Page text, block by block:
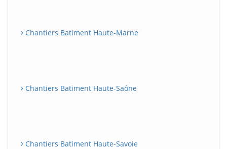
Chantiers Batiment Haute-Marne
Chantiers Batiment Haute-Saône
Chantiers Batiment Haute-Savoie